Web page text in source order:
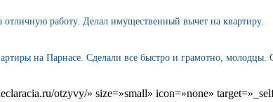
работу. Делал имущественный вычет на квартиру.
на Парнасе. Сделали все быстро и грамотно, молодцы.
otzyvy/» size=»small» icon=»none»